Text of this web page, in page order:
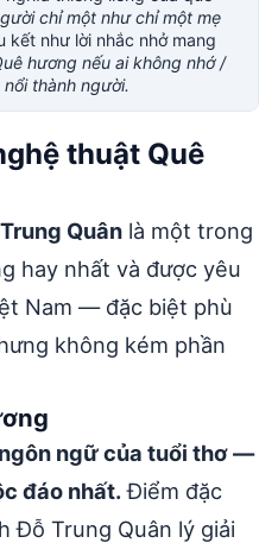
chỉ một như chỉ một mẹ
như lời nhắc nhở mang
hương nếu ai không nhớ /
thành người.
thuật Quê
Quân là một trong
hay nhất và được yêu
Nam — đặc biệt phù
không kém phần
ngữ của tuổi thơ —
đáo nhất.Điểm đặc
Đỗ Trung Quân lý giải